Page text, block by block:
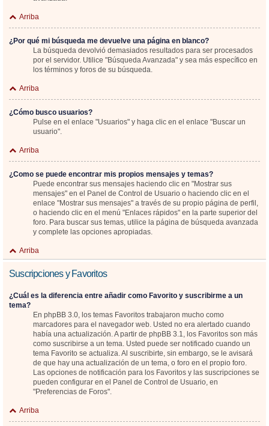
Arriba
¿Por qué mi búsqueda me devuelve una página en blanco?
La búsqueda devolvió demasiados resultados para ser procesados
por el servidor. Utilice "Búsqueda Avanzada" y sea más específico en
los términos y foros de su búsqueda.
Arriba
¿Cómo busco usuarios?
Pulse en el enlace "Usuarios" y haga clic en el enlace "Buscar un
usuario".
Arriba
¿Como se puede encontrar mis propios mensajes y temas?
Puede encontrar sus mensajes haciendo clic en "Mostrar sus
mensajes" en el Panel de Control de Usuario o haciendo clic en el
enlace "Mostrar sus mensajes" a través de su propio página de perfil,
o haciendo clic en el menú "Enlaces rápidos" en la parte superior del
foro. Para buscar sus temas, utilice la página de búsqueda avanzada
y complete las opciones apropiadas.
Arriba
Suscripciones y Favoritos
¿Cuál es la diferencia entre añadir como Favorito y suscribirme a un
tema?
En phpBB 3.0, los temas Favoritos trabajaron mucho como
marcadores para el navegador web. Usted no era alertado cuando
había una actualización. A partir de phpBB 3.1, los Favoritos son más
como suscribirse a un tema. Usted puede ser notificado cuando un
tema Favorito se actualiza. Al suscribirte, sin embargo, se le avisará
de que hay una actualización de un tema, o foro en el propio foro.
Las opciones de notificación para los Favoritos y las suscripciones se
pueden configurar en el Panel de Control de Usuario, en
"Preferencias de Foros".
Arriba